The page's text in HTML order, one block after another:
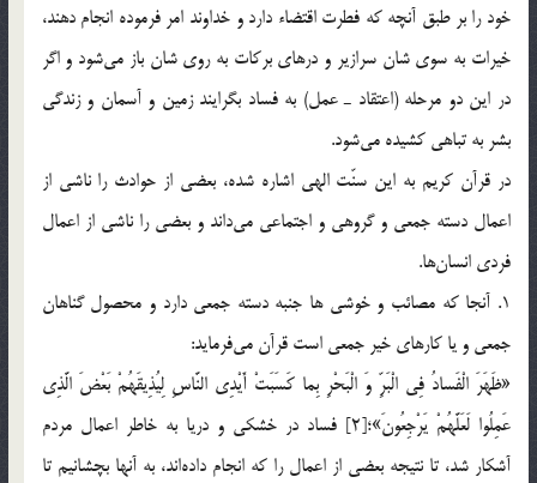
خود را بر طبق آنچه كه فطرت اقتضاء دارد و خداوند امر فرموده انجام دهند،
خيرات به سوي شان سرازير و درهاي بركات به روي شان باز مي‌شود و اگر
در اين دو مرحله (اعتقاد ـ عمل) به فساد بگرايند زمين و آسمان و زندگي
بشر به تباهي كشيده مي‌شود.
در قرآن كريم به اين سنّت الهي اشاره شده، بعضي از حوادث را ناشي از
اعمال دسته جمعي و گروهي و اجتماعي مي‌داند و بعضي را ناشي از اعمال
فردي انسان‌ها.
1. آنجا كه مصائب و خوشي ها جنبه دسته جمعي دارد و محصول گناهان
جمعي و يا كارهاي خير جمعي است قرآن مي‌فرمايد:
«ظَهَرَ الْفَسادُ فِي الْبَرِّ وَ الْبَحْرِ بِما كَسَبَتْ أَيْدِي النَّاسِ لِيُذِيقَهُمْ بَعْضَ الَّذِي
عَمِلُوا لَعَلَّهُمْ يَرْجِعُونَ»؛[2] فساد در خشكي و دريا به خاطر اعمال مردم
آشكار شد، تا نتيجه بعضي از اعمال را كه انجام داده‌اند، به آنها بچشانيم تا